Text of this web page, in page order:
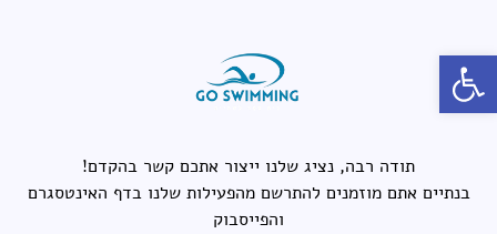
פתח סרגל נגישות
תודה רבה, נציג שלנו ייצור אתכם קשר בהקדם!
בנתיים אתם מוזמנים להתרשם מהפעילות שלנו בדף האינטסגרם
והפייסבוק